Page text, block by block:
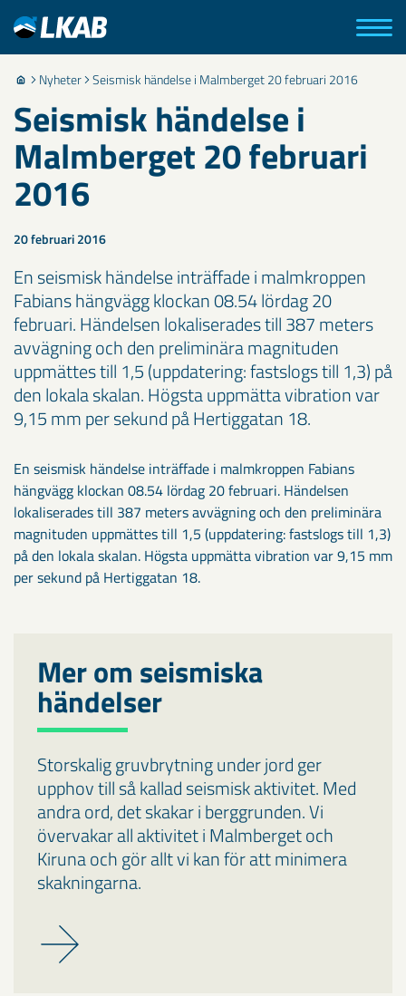
Nyheter Seismisk händelse i Malmberget 20 februari 2016
Seismisk händelse i
Malmberget 20 februari
2016
20 februari 2016
En seismisk händelse inträffade i malmkroppen
Fabians hängvägg klockan 08.54 lördag 20
februari. Händelsen lokaliserades till 387 meters
avvägning och den preliminära magnituden
uppmättes till 1,5 (uppdatering: fastslogs till 1,3) på
den lokala skalan. Högsta uppmätta vibration var
9,15 mm per sekund på Hertiggatan 18.
En seismisk händelse inträffade i malmkroppen Fabians
hängvägg klockan 08.54 lördag 20 februari. Händelsen
lokaliserades till 387 meters avvägning och den preliminära
magnituden uppmättes till 1,5 (uppdatering: fastslogs till 1,3)
på den lokala skalan. Högsta uppmätta vibration var 9,15 mm
per sekund på Hertiggatan 18.
Mer om seismiska
händelser
Storskalig gruvbrytning under jord ger
upphov till så kallad seismisk aktivitet. Med
andra ord, det skakar i berggrunden. Vi
övervakar all aktivitet i Malmberget och
Kiruna och gör allt vi kan för att minimera
skakningarna.